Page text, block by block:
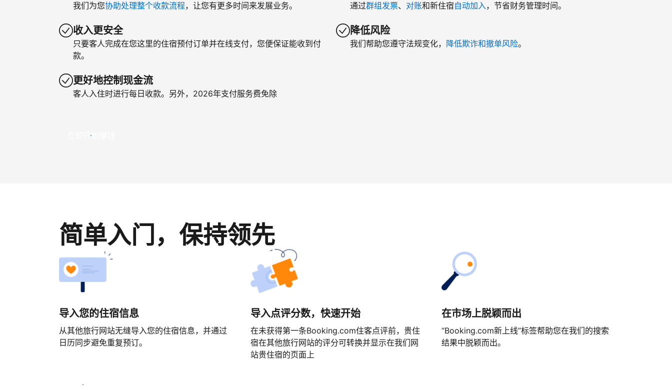
我们为您协助处理整个收款流程，让您有更多时间来发展业务。
收入更安全
只要客人完成在您这里的住宿预付订单并在线支付，您便保证能收到付
款。
更好地控制现金流
客人入住时进行每日收款。另外，2026年支付服务费免除
通过群组发票、 对账和新住宿自动加入，节省财务管理时间。
降低风险
我们帮助您遵守法规变化， 降低欺诈和撤单风险。
立即开始赚钱
简单入门，保持领先
导入您的住宿信息
从其他旅行网站无缝导入您的住宿信息，并通过
日历同步避免重复预订。
导入点评分数，快速开始
在未获得第一条Booking.com住客点评前，贵住
宿在其他旅行网站的评分可转换并显示在我们网
站贵住宿的页面上
在市场上脱颖而出
“Booking.com新上线”标签帮助您在我们的搜索
结果中脱颖而出。
马上开始